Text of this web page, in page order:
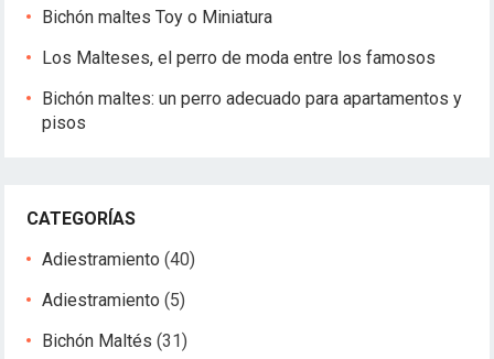
Bichón maltes Toy o Miniatura
Los Malteses, el perro de moda entre los famosos
Bichón maltes: un perro adecuado para apartamentos y
pisos
CATEGORÍAS
Adiestramiento (40)
Adiestramiento (5)
Bichón Maltés (31)